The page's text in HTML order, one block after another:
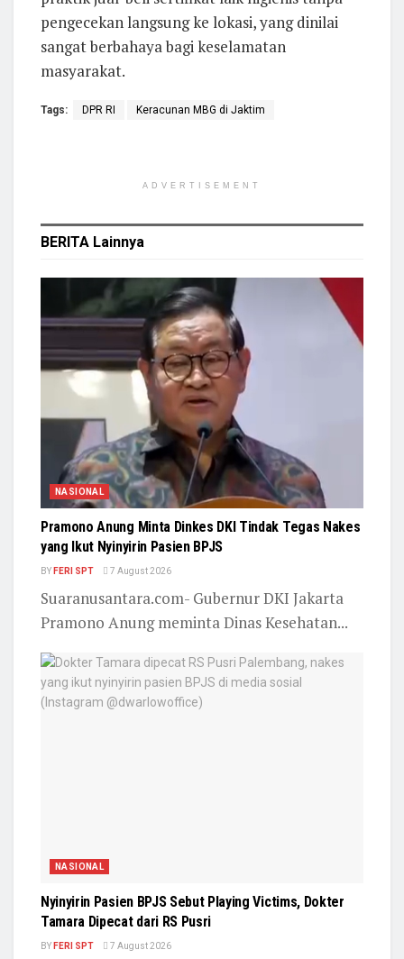
pengecekan langsung ke lokasi, yang dinilai
sangat berbahaya bagi keselamatan
masyarakat.
Tags: DPR RI Keracunan MBG di Jaktim
ADVERTISEMENT
BERITA Lainnya
NASIONAL
Pramono Anung Minta Dinkes DKI Tindak Tegas Nakes
yang Ikut Nyinyirin Pasien BPJS
BY FERI SPT 7 August 2026
Suaranusantara.com- Gubernur DKI Jakarta
Pramono Anung meminta Dinas Kesehatan...
NASIONAL
Nyinyirin Pasien BPJS Sebut Playing Victims, Dokter
Tamara Dipecat dari RS Pusri
BY FERI SPT 7 August 2026